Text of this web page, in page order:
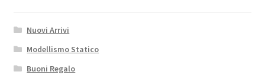
Nuovi Arrivi
Modellismo Statico
Buoni Regalo